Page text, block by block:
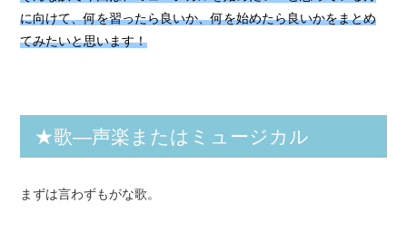
に向けて、何を習ったら良いか、何を始めたら良いかをまとめ
てみたいと思います！
★歌―声楽またはミュージカル
まずは言わずもがな歌。